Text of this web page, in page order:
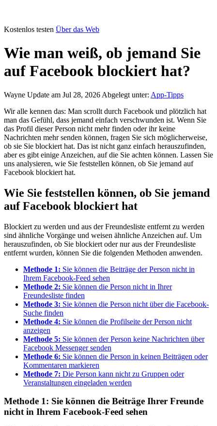
Kostenlos testen Über das Web
Wie man weiß, ob jemand Sie
auf Facebook blockiert hat?
Wayne Update am Jul 28, 2026 Abgelegt unter: App-Tipps
Wir alle kennen das: Man scrollt durch Facebook und plötzlich hat
man das Gefühl, dass jemand einfach verschwunden ist. Wenn Sie
das Profil dieser Person nicht mehr finden oder ihr keine
Nachrichten mehr senden können, fragen Sie sich möglicherweise,
ob sie Sie blockiert hat. Das ist nicht ganz einfach herauszufinden,
aber es gibt einige Anzeichen, auf die Sie achten können. Lassen Sie
uns analysieren, wie Sie feststellen können, ob Sie jemand auf
Facebook blockiert hat.
Wie Sie feststellen können, ob Sie jemand
auf Facebook blockiert hat
Blockiert zu werden und aus der Freundesliste entfernt zu werden
sind ähnliche Vorgänge und weisen ähnliche Anzeichen auf. Um
herauszufinden, ob Sie blockiert oder nur aus der Freundesliste
entfernt wurden, können Sie die folgenden Methoden anwenden.
Methode 1: Sie können die Beiträge der Person nicht in
Ihrem Facebook-Feed sehen
Methode 2: Sie können die Person nicht in Ihrer
Freundesliste finden
Methode 3: Sie können die Person nicht über die Facebook-
Suche finden
Methode 4: Sie können die Profilseite der Person nicht
anzeigen
Methode 5: Sie können der Person keine Nachrichten über
Facebook Messenger senden
Methode 6: Sie können die Person in keinen Beiträgen oder
Kommentaren markieren
Methode 7: Die Person kann nicht zu Gruppen oder
Veranstaltungen eingeladen werden
Methode 1: Sie können die Beiträge Ihrer Freunde
nicht in Ihrem Facebook-Feed sehen